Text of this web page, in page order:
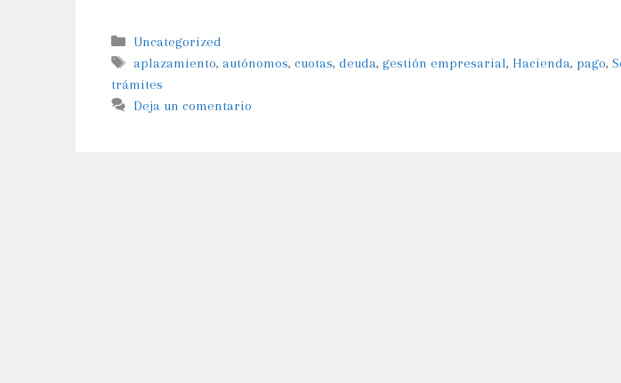
Uncategorized
aplazamiento,autónomos,cuotas,deuda,gestión empresarial, Hacienda, pago,
trámites
Deja un comentario